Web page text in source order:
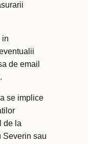
in
de email
.
se implice
de la
Severin sau